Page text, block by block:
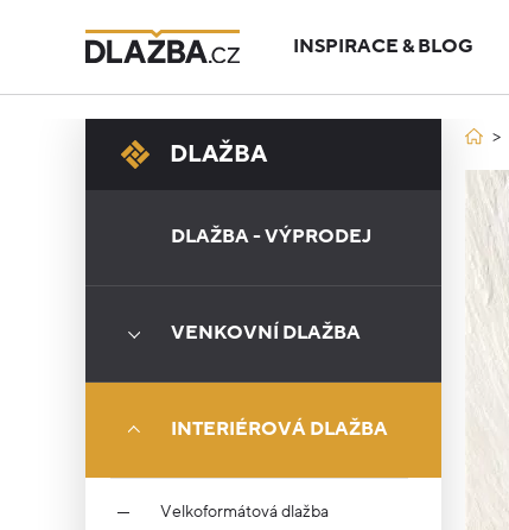
INSPIRACE & BLOG
DLAŽBA
DLAŽBA - VÝPRODEJ
VENKOVNÍ DLAŽBA
INTERIÉROVÁ DLAŽBA
Velkoformátová dlažba